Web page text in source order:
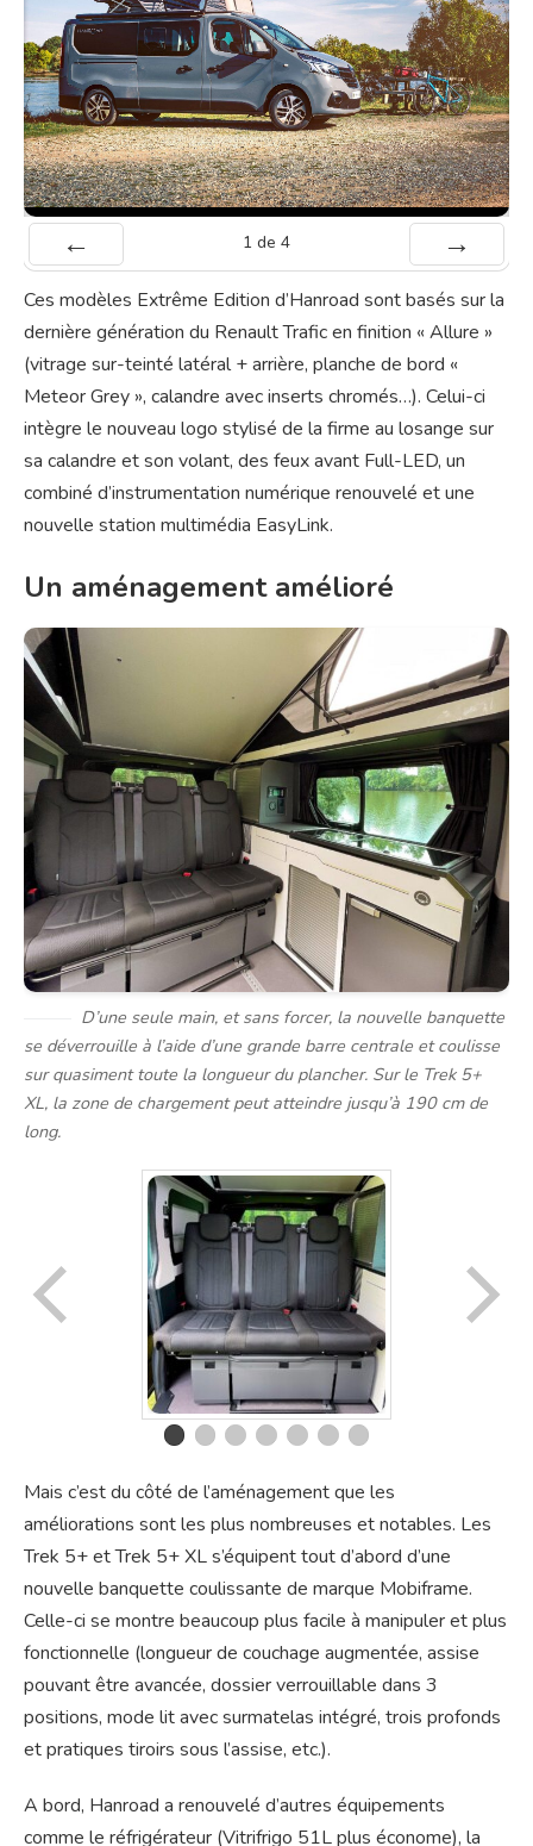
1 de 4
Ces modèles Extrême Edition d’Hanroad sont basés sur la
dernière génération du Renault Trafic en finition « Allure »
(vitrage sur-teinté latéral + arrière, planche de bord «
Meteor Grey », calandre avec inserts chromés…). Celui-ci
intègre le nouveau logo stylisé de la firme au losange sur
sa calandre et son volant, des feux avant Full-LED, un
combiné d’instrumentation numérique renouvelé et une
nouvelle station multimédia EasyLink.
Un aménagement amélioré
D’une seule main, et sans forcer, la nouvelle banquette
se déverrouille à l’aide d’une grande barre centrale et coulisse
sur quasiment toute la longueur du plancher. Sur le Trek 5+
XL, la zone de chargement peut atteindre jusqu’à 190 cm de
long.
Mais c’est du côté de l’aménagement que les
améliorations sont les plus nombreuses et notables. Les
Trek 5+ et Trek 5+ XL s’équipent tout d’abord d’une
nouvelle banquette coulissante de marque Mobiframe.
Celle-ci se montre beaucoup plus facile à manipuler et plus
fonctionnelle (longueur de couchage augmentée, assise
pouvant être avancée, dossier verrouillable dans 3
positions, mode lit avec surmatelas intégré, trois profonds
et pratiques tiroirs sous l’assise, etc.).
A bord, Hanroad a renouvelé d’autres équipements
comme le réfrigérateur (Vitrifrigo 51L plus économe), la